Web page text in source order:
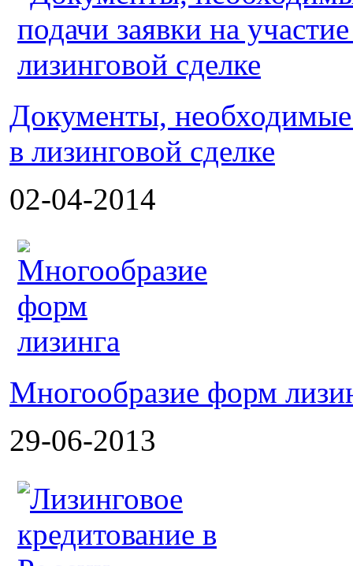
Документы, необходимые
в лизинговой сделке
02-04-2014
Многообразие форм
29-06-2013